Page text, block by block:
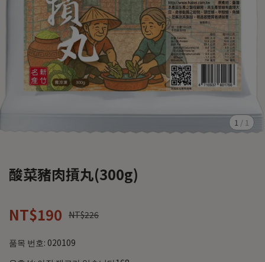
1 / 1
酸菜豬肉摃丸(300g)
NT$190 NT$226
품목 번호: 020109